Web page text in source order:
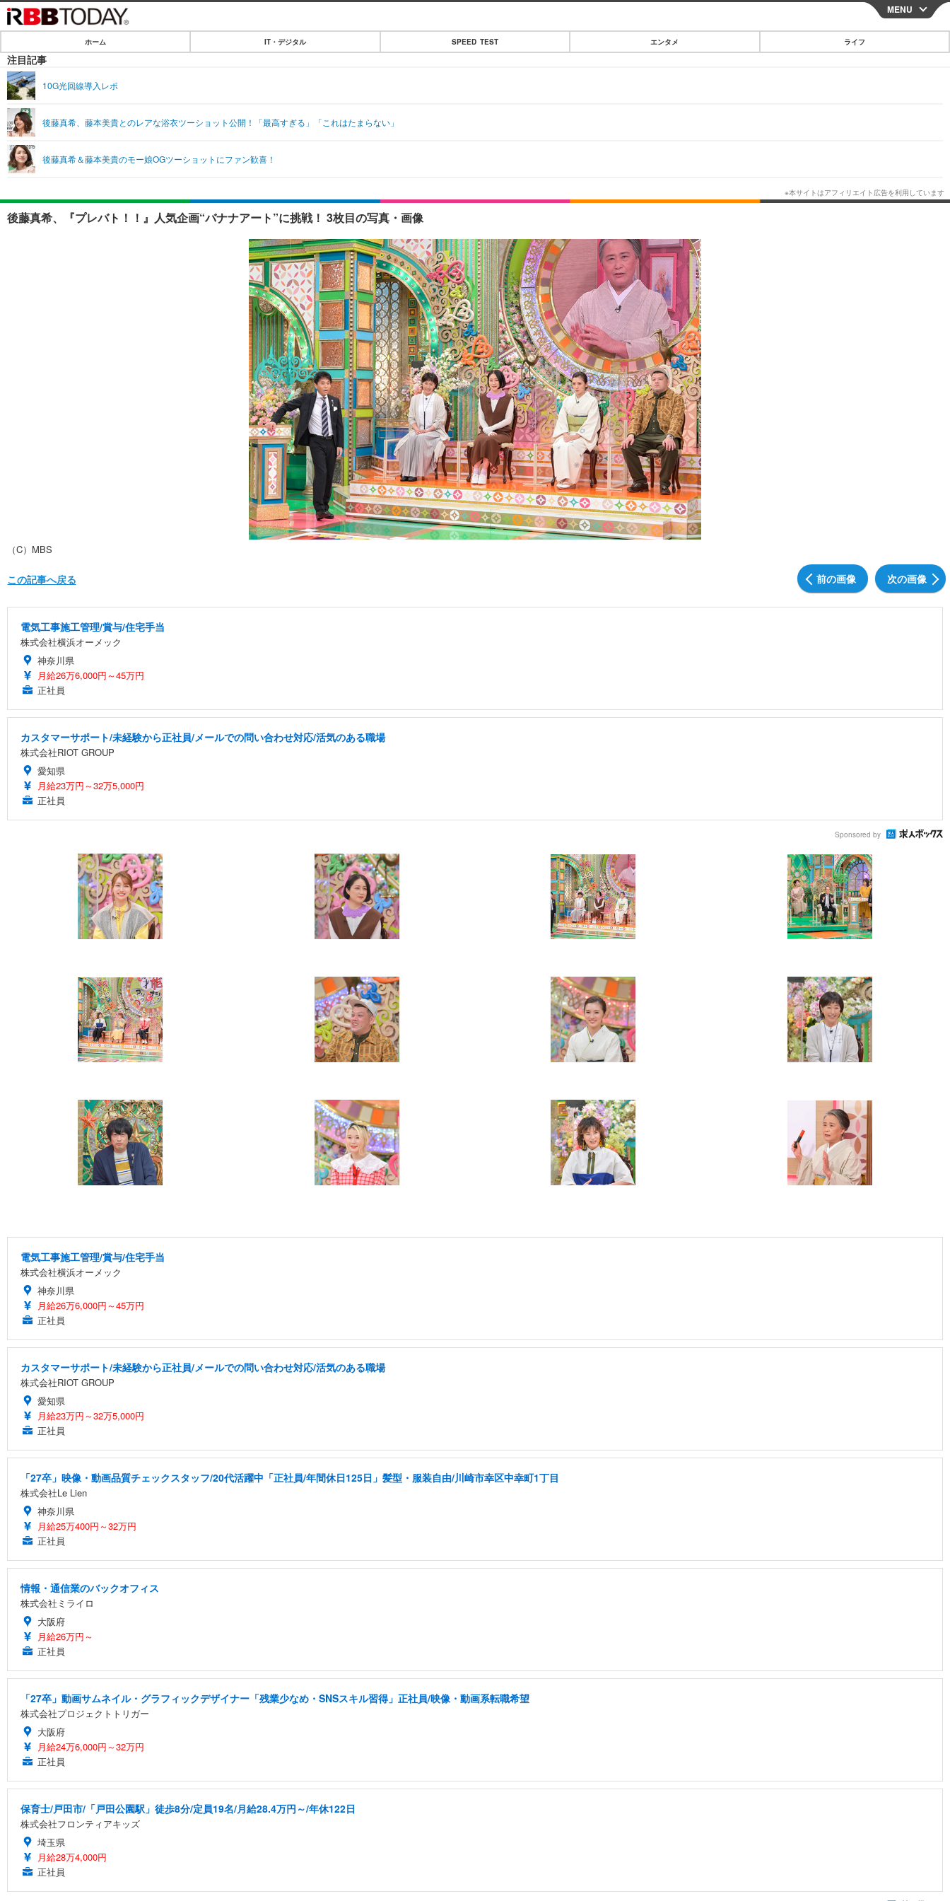
CLOSE
IT・デジタル
ショッピング
SPEED TEST
エンタメ
エンタメTOP
音楽
グラビア ブログ
ショッピング その他
ライフ
ライフTOP グルメ
ペット
その他
リリース一覧
MENU
ホーム IT・デジタル SPEED TEST エンタメ ライフ
注目記事
10G光回線導入レポ
後藤真希、藤本美貴とのレアな浴衣ツーショット公開！「最高すぎる」「これはたまらない」
後藤真希＆藤本美貴のモー娘OGツーショットにファン歓喜！
後藤真希、『プレバト！！』人気企画“バナナアート”に挑戦！ 3枚目の写真・画像
（C）MBS
前の画像 次の画像
この記事へ戻る
電気工事施工管理/賞与/住宅手当
株式会社横浜オーメック
神奈川県
月給26万6,000円～45万円
正社員
カスタマーサポート/未経験から正社員/メールでの問い合わせ対応/活気のある職場
株式会社RIOT GROUP
愛知県
月給23万円～32万5,000円
正社員
Sponsored by
電気工事施工管理/賞与/住宅手当
株式会社横浜オーメック
神奈川県
月給26万6,000円～45万円
正社員
カスタマーサポート/未経験から正社員/メールでの問い合わせ対応/活気のある職場
株式会社RIOT GROUP
愛知県
月給23万円～32万5,000円
正社員
「27卒」映像・動画品質チェックスタッフ/20代活躍中「正社員/年間休日125日」髪型・服装自由/川崎市幸区中幸町1丁目
株式会社Le Lien
神奈川県
月給25万400円～32万円
正社員
情報・通信業のバックオフィス
株式会社ミライロ
大阪府
月給26万円～
正社員
「27卒」動画サムネイル・グラフィックデザイナー「残業少なめ・SNSスキル習得」正社員/映像・動画系転職希望
株式会社プロジェクトトリガー
大阪府
月給24万6,000円～32万円
正社員
保育士/戸田市/「戸田公園駅」徒歩8分/定員19名/月給28.4万円～/年休122日
株式会社フロンティアキッズ
埼玉県
月給28万4,000円
正社員